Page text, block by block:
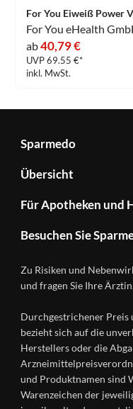
For You eHealth
ab40,79 €
UVP 69.55 €*
inkl. MwSt.
Sparmedo
Über
Sparmedo
FAQ
Kontakt
Datenschutz
Nutzungsbedingungen
Übersicht
Herstellerverzeichnis
Produkte
A-
Ratgeber
Wirkstoffe
Gesundheitsmagazin
Für Apotheken und
&
Händlerlogin
Besuchen Sie
Instagram
Zu Risiken und
und fragen Sie Ihre
Durchgestrichener Preis
bezieht sich auf die
Herstellers oder die
und Produktnamen sind
Warenzeichen der